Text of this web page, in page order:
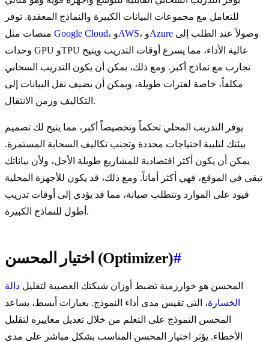
للتعامل مع مجموعات البيانات الكبيرة والنماذج المعقدة. توفر
Google Cloud ، وAWS ، وAzure
وحدات GPU وTPU عالية الأداء، مما يسرع أوقات التدريب ويتيح
تجارب مع نماذج أكبر. ومع ذلك، يمكن أن يكون التدريب السحابي
مكلفاً، خاصة لفترات طويلة، ويمكن أن يضيف نقل البيانات إلى
التكاليف وزمن الانتقال.
يوفر التدريب المحلي تحكماً وتخصيصاً أكبر، مما يتيح لك تصميم
بيئتك لتلبية احتياجات محددة وتجنب تكاليف السحابة المستمرة.
يمكن أن يكون أكثر اقتصادية للمشاريع طويلة الأجل، ولأن بياناتك
تبقى في الموقع، فهي أكثر أماناً. ومع ذلك، قد يكون للأجهزة المحلية
قيود على الموارد وتتطلب صيانة، مما قد يؤدي إلى أوقات تدريب
أطول للنماذج الكبيرة.
اختيار المحسن (Optimizer)#
المحسن هو خوارزمية تضبط أوزان شبكتك العصبية لتقليل دالة
الخسارة، التي تقيس مدى أداء النموذج. بعبارات أبسط، يساعد
المحسن النموذج على التعلم من خلال تعديل معاييره لتقليل
الأخطاء. يؤثر اختيار المحسن المناسب بشكل مباشر على مدى